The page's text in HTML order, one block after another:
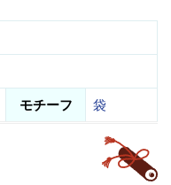
モチーフ 袋